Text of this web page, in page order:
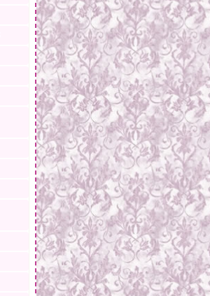
BT31645-2 / $373.00